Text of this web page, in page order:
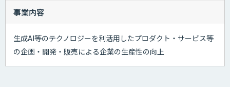
事業内容
生成AI等のテクノロジーを利活用したプロダクト・サービス等
の企画・開発・販売による企業の生産性の向上